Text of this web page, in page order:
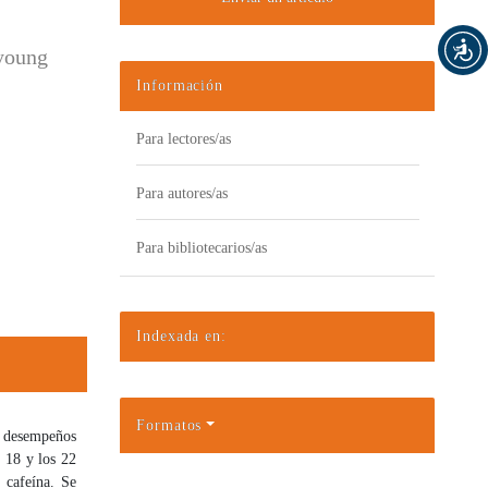
18 y los 22
cafeína. Se
Información
Para lectores/as
Para autores/as
Para bibliotecarios/as
Indexada en:
Formatos